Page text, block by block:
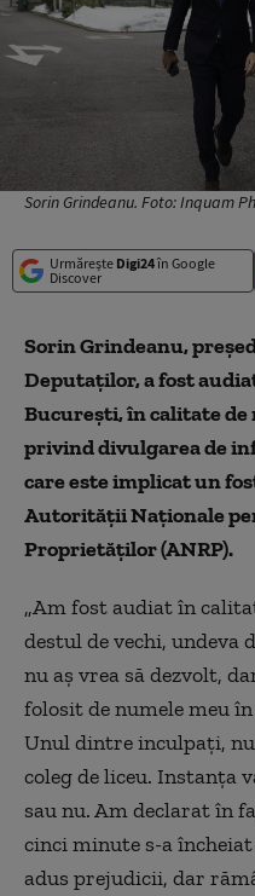
Sorin Grindeanu. Foto: Inquam
Urmărește Digi24în Google
Discover
Sorin Grindeanu,
Deputaţilor, a fost
Bucureşti, în calitate
privind divulgarea de
care este implicat un
Autorităţii Naţionale
Proprietăţilor (ANRP).
„Am fost audiat în
destul de vechi, undeva
nu aş vrea să dezvolt,
folosit de numele meu
Unul dintre inculpaţi,
coleg de liceu. Instanţa
sau nu. Am declarat în
cinci minute s-a
adus prejudicii, dar